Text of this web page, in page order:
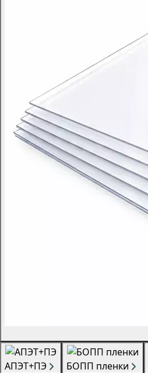
АПЭТ+ПЭ БОПП пленки